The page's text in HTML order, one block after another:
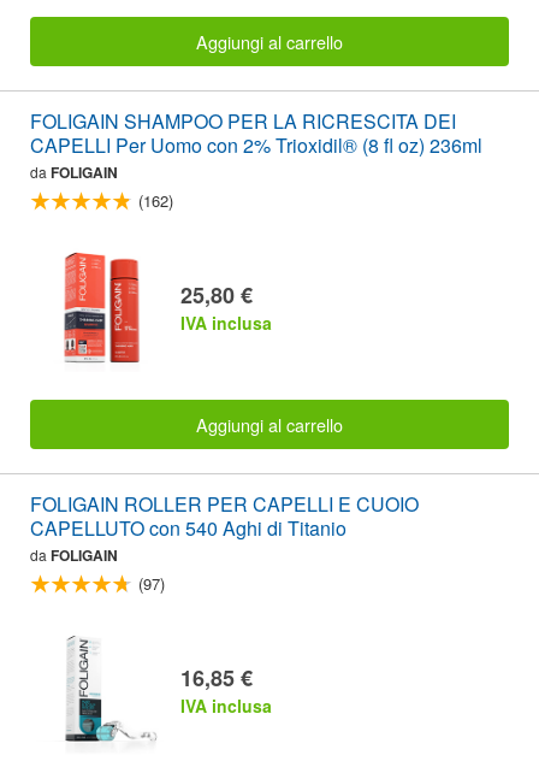
Aggiungi al carrello
FOLIGAIN SHAMPOO PER LA RICRESCITA DEI
CAPELLI Per Uomo con 2% Trioxidil® (8 fl oz) 236ml
da FOLIGAIN
(162)
25,80 €
IVA inclusa
Aggiungi al carrello
FOLIGAIN ROLLER PER CAPELLI E CUOIO
CAPELLUTO con 540 Aghi di Titanio
da FOLIGAIN
(97)
16,85 €
IVA inclusa